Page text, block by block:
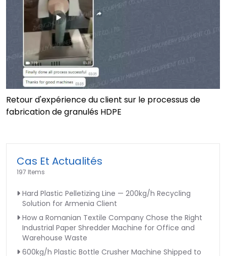
Retour d'expérience du client sur le processus de
fabrication de granulés HDPE
Cas Et Actualités
197 Items
Hard Plastic Pelletizing Line — 200kg/h Recycling
Solution for Armenia Client
How a Romanian Textile Company Chose the Right
Industrial Paper Shredder Machine for Office and
Warehouse Waste
600kg/h Plastic Bottle Crusher Machine Shipped to